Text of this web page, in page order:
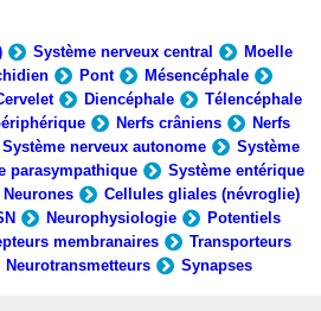
Système nerveux central
Moelle
Pont
Mésencéphale
Diencéphale
Télencéphale
Nerfs crâniens
Nerfs
Système nerveux autonome
Système
parasympathique
Système entérique
Neurones
Cellules gliales (névroglie)
Neurophysiologie
Potentiels
membranaires
Transporteurs
Neurotransmetteurs Synapses